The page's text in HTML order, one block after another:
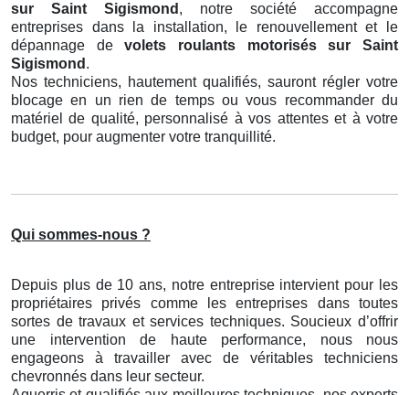
sur Saint Sigismond , notre société accompagne
entreprises dans la installation, le renouvellement et le
dépannage devolets roulants motorisés
sur Saint
Sigismond .
Nos techniciens, hautement qualifiés, sauront régler votre
blocage en un rien de temps ou vous recommander du
matériel de qualité, personnalisé à vos attentes et à votre
budget, pour augmenter votre tranquillité.
Qui sommes-nous ?
Depuis plus de 10 ans, notre entreprise intervient pour les
propriétaires privés comme les entreprises dans toutes
sortes de travaux et services techniques. Soucieux d’offrir
une intervention de haute performance, nous nous
engageons à travailler avec de véritables techniciens
chevronnés dans leur secteur.